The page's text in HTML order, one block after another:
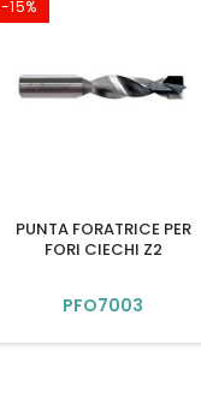
-15%
PUNTA FORATRICE PER
FORI CIECHI Z2
PFO7003